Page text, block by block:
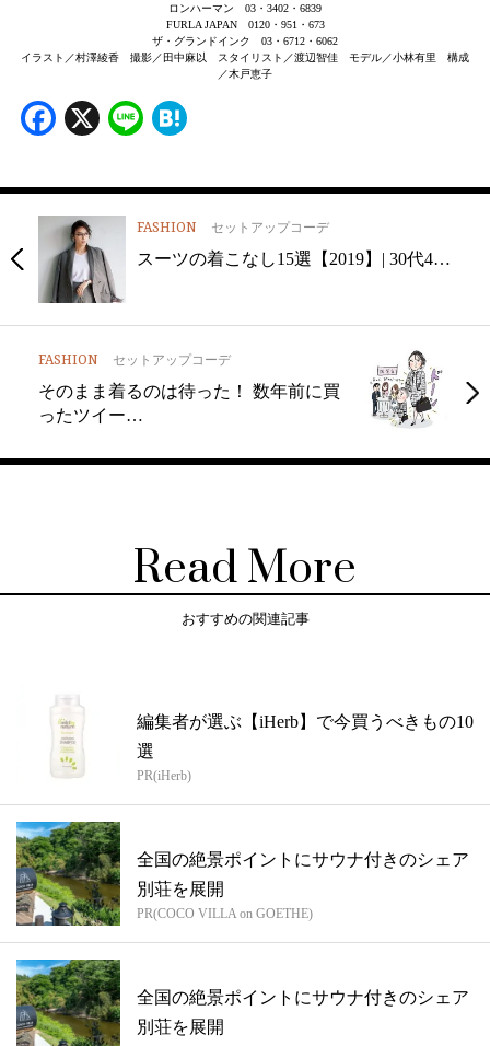
ロンハーマン 03・3402・6839
FURLA JAPAN 0120・951・673
ザ・グランドインク 03・6712・6062
イラスト／村澤綾香 撮影／田中麻以 スタイリスト／渡辺智佳 モデル／小林有里 構成
／木戸恵子
Facebook
X Line
FASHION セットアップコーデ
スーツの着こなし15選【2019】| 30代4…
FASHION セットアップコーデ
そのまま着るのは待った！ 数年前に買
ったツイー…
Read More
おすすめの関連記事
編集者が選ぶ【iHerb】で今買うべきもの10
選
PR(iHerb)
全国の絶景ポイントにサウナ付きのシェア
別荘を展開
PR(COCO VILLA on GOETHE)
全国の絶景ポイントにサウナ付きのシェア
別荘を展開